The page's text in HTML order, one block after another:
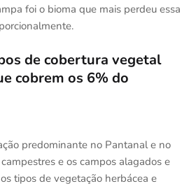
foi o bioma que mais perdeu essa
de cobertura vegetal
cobrem os 6% do
predominante no Pantanal e no
e os campos alagados e
tipos de vegetação herbácea e